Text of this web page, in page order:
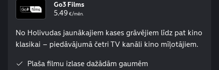
Go3 Films
5.49 €/mēn.
No Holivudas jaunākajiem kases grāvējiem līdz pat kino
klasikai – piedāvājumā četri TV kanāli kino mīļotājiem.
Plaša filmu izlase dažādām gaumēm